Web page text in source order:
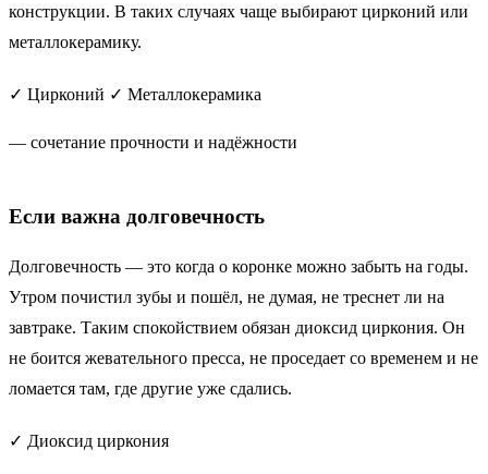
конструкции. В таких случаях чаще выбирают цирконий или
металлокерамику.
✓ Цирконий ✓ Металлокерамика
— сочетание прочности и надёжности
Если важна долговечность
Долговечность — это когда о коронке можно забыть на годы.
Утром почистил зубы и пошёл, не думая, не треснет ли на
завтраке. Таким спокойствием обязан диоксид циркония. Он
не боится жевательного пресса, не проседает со временем и не
ломается там, где другие уже сдались.
✓ Диоксид циркония